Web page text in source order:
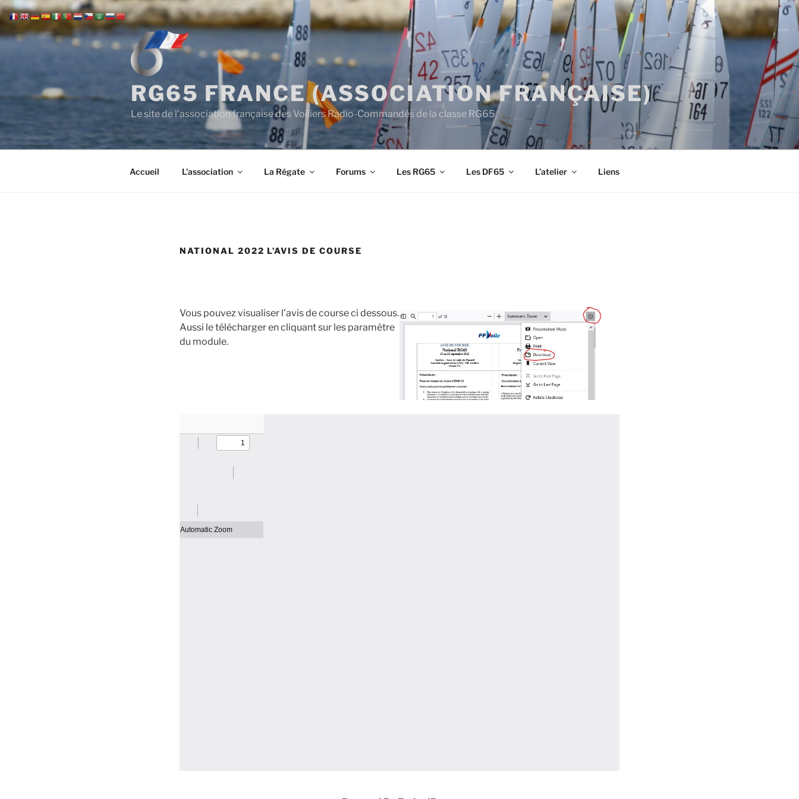
Aller
au
contenu
RG65 FRANCE (ASSOCIATION FRANÇAISE)
Le site de l'association française des Voiliers Radio-Commandés de la classe RG65
Accueil L’association La Régate Forums Les RG65 Les DF65 L’atelier Liens
NATIONAL 2022 L’AVIS DE COURSE
Vous pouvez visualiser l’avis de course ci dessous.
Aussi le télécharger en cliquant sur les paramètre
du module.